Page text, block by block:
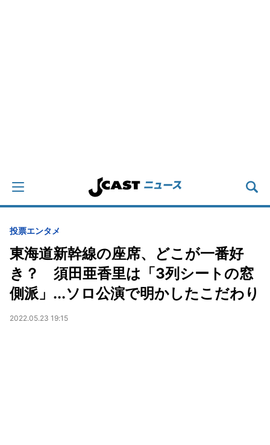
投票エンタメ
東海道新幹線の座席、どこが一番好
き？ 須田亜香里は「3列シートの窓
側派」...ソロ公演で明かしたこだわり
2022.05.23 19:15